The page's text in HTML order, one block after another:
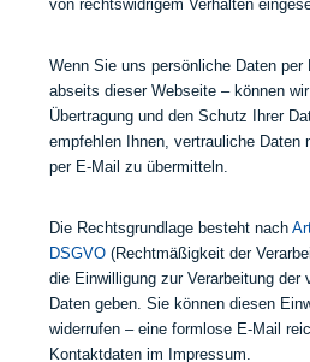
von rechtswidrigem Verhalten
Wenn Sie uns persönliche Daten
abseits dieser Webseite – können
Übertragung und den Schutz Ihrer
empfehlen Ihnen, vertrauliche Daten
per E-Mail zu übermitteln.
Die Rechtsgrundlage besteht nach
DSGVO (Rechtmäßigkeit der
die Einwilligung zur Verarbeitung der
Daten geben. Sie können diesen
widerrufen – eine formlose E-Mail
Kontaktdaten im Impressum.